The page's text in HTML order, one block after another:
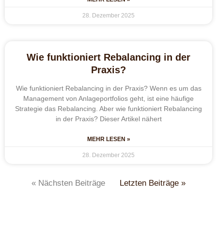
28. Dezember 2025
Wie funktioniert Rebalancing in der
Praxis?
Wie funktioniert Rebalancing in der Praxis? Wenn es um das
Management von Anlageportfolios geht, ist eine häufige
Strategie das Rebalancing. Aber wie funktioniert Rebalancing
in der Praxis? Dieser Artikel nähert
MEHR LESEN »
28. Dezember 2025
« Nächsten Beiträge Letzten Beiträge »